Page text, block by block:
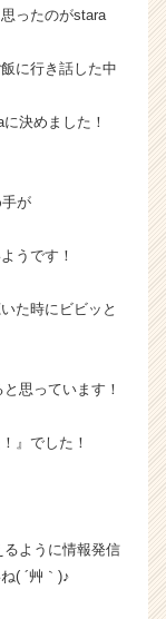
ったのがstara
に行き話した中
決めました！
が
うです！
た時にビビッと
思っています！
』でした！
ように情報発信
( ´艸｀)♪